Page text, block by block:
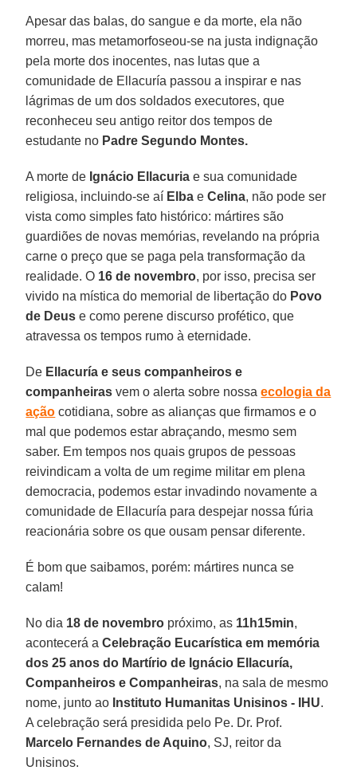
Apesar das balas, do sangue e da morte, ela não
morreu, mas metamorfoseou-se na justa indignação
pela morte dos inocentes, nas lutas que a
comunidade de Ellacuría passou a inspirar e nas
lágrimas de um dos soldados executores, que
reconheceu seu antigo reitor dos tempos de
estudante no Padre Segundo Montes.
A morte de Ignácio Ellacuria e sua comunidade
religiosa, incluindo-se aí Elba eCelina, não pode ser
vista como simples fato histórico: mártires são
guardiões de novas memórias, revelando na própria
carne o preço que se paga pela transformação da
realidade. O 16 de novembro, por isso, precisa ser
vivido na mística do memorial de libertação do Povo
de Deus e como perene discurso profético, que
atravessa os tempos rumo à eternidade.
De Ellacuría e seus companheiros e
companheiras vem o alerta sobre nossaecologia da
ação cotidiana, sobre as alianças que firmamos e o
mal que podemos estar abraçando, mesmo sem
saber. Em tempos nos quais grupos de pessoas
reivindicam a volta de um regime militar em plena
democracia, podemos estar invadindo novamente a
comunidade de Ellacuría para despejar nossa fúria
reacionária sobre os que ousam pensar diferente.
É bom que saibamos, porém: mártires nunca se
calam!
No dia 18 de novembro próximo, as 11h15min,
acontecerá aCelebração Eucarística em memória
dos 25 anos do Martírio de Ignácio Ellacuría,
Companheiros e Companheiras, na sala de mesmo
nome, junto ao Instituto Humanitas Unisinos - IHU.
A celebração será presidida pelo Pe. Dr. Prof.
Marcelo Fernandes de Aquino, SJ, reitor da
Unisinos.